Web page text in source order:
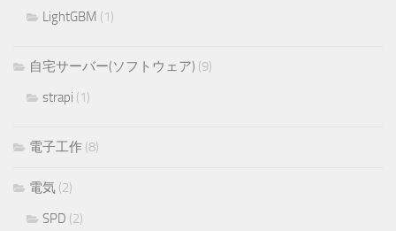
LightGBM (1)
自宅サーバー(ソフトウェア) (9)
strapi (1)
電子工作 (8)
電気 (2)
SPD (2)